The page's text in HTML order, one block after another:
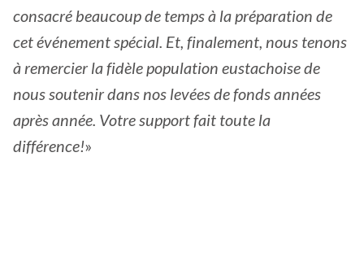
consacré beaucoup de temps à la préparation de
cet événement spécial. Et, finalement, nous tenons
à remercier la fidèle population eustachoise de
nous soutenir dans nos levées de fonds années
après année. Votre support fait toute la
différence!»